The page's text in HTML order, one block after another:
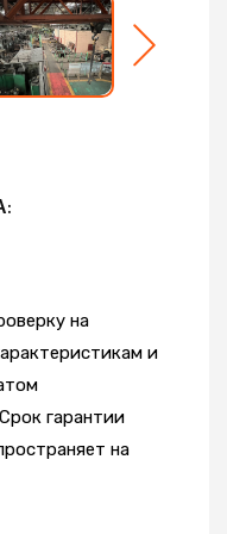
на
и
гарантии
на